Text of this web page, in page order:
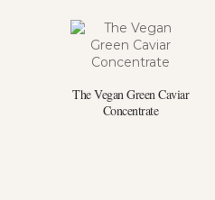
The Vegan Green Caviar
Concentrate